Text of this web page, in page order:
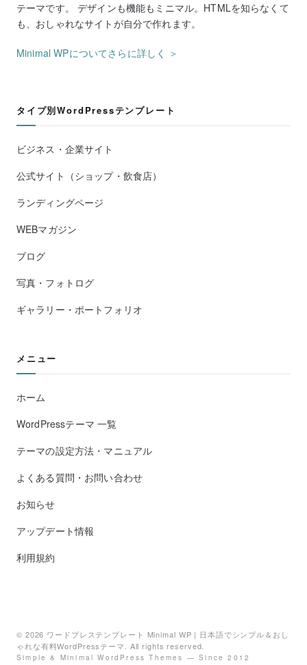
テーマです。 デザインも機能もミニマル。HTMLを知らなくて
も、おしゃれなサイトが自分で作れます。
Minimal WPについてさらに詳しく ＞
タイプ別WordPressテンプレート
ビジネス・企業サイト
公式サイト（ショップ・飲食店）
ランディングページ
WEBマガジン
ブログ
写真・フォトログ
ギャラリー・ポートフォリオ
メニュー
ホーム
WordPressテーマ 一覧
テーマの設定方法・マニュアル
よくある質問・お問い合わせ
お知らせ
アップデート情報
利用規約
© 2026 ワードプレステンプレート Minimal WP | 日本語でシンプル＆おし
ゃれな有料WordPressテーマ. All rights reserved.
Simple & Minimal WordPress Themes — Since 2012